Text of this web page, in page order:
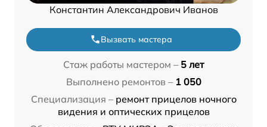
Константин Александрович Иванов
Вызвать мастера
Стаж работы мастером – 5 лет
Выполнено ремонтов – 1 050
Специализация – ремонт прицелов ночного
видения и оптических прицелов